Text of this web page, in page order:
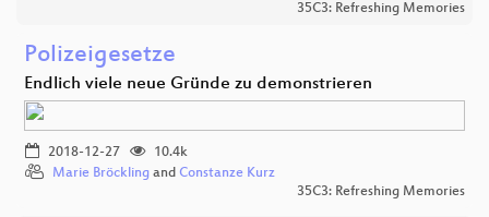
35C3: Refreshing Memories
Polizeigesetze
Endlich viele neue Gründe zu demonstrieren
2018-12-27
10.4k
Marie Bröckling and Constanze Kurz
35C3: Refreshing Memories